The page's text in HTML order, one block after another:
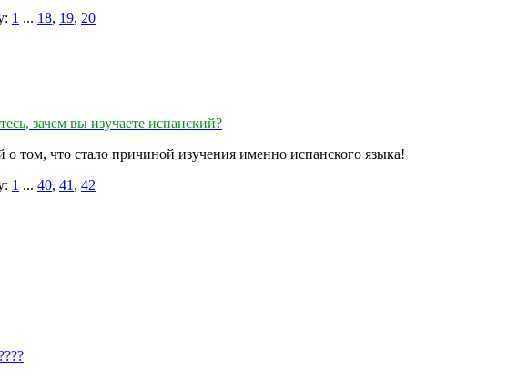
1 ... 18, 19, 20
зачем вы изучаете испанский?
о том, что стало причиной изучения именно испанского языка!
1 ... 40, 41 , 42